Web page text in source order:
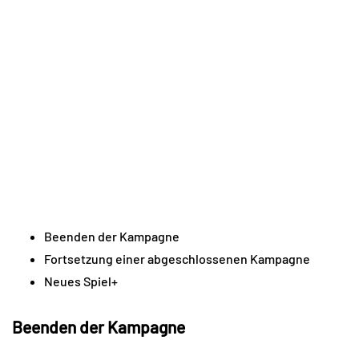
Beenden der Kampagne
Fortsetzung einer abgeschlossenen Kampagne
Neues Spiel+
Beenden der Kampagne